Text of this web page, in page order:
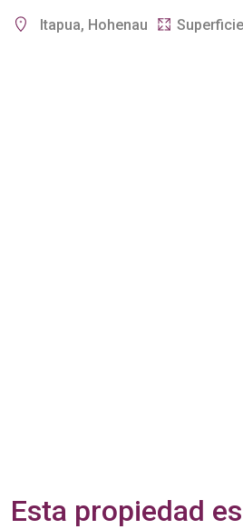
Itapua, Hohenau
Esta propiedad